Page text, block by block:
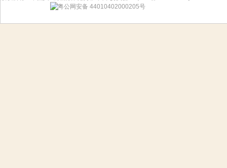
粤公网安备 44010402000205号